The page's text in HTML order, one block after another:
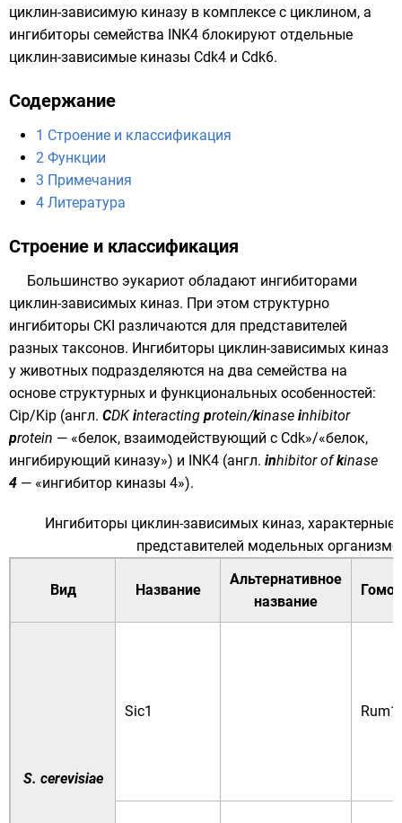
циклин-зависимую киназу в комплексе с циклином, а
ингибиторы семейства INK4 блокируют отдельные
циклин-зависимые киназы Cdk4 и Cdk6.
Содержание
1 Строение и классификация
2 Функции
3 Примечания
4 Литература
Строение и классификация
Большинство эукариот обладают ингибиторами
циклин-зависимых киназ. При этом структурно
ингибиторы CKI различаются для представителей
разных таксонов. Ингибиторы циклин-зависимых киназ
у животных подразделяются на два семейства на
основе структурных и функциональных особенностей:
Cip/Kip (англ. CDKinteracting protein/kinase inhibitor
protein — «белок, взаимодействующий с Cdk»/«белок,
ингибирующий киназу») и INK4 (англ. inhibitor ofkinase
4 — «ингибитор киназы 4»).
Ингибиторы циклин-зависимых киназ, характерные
представителей модельных
Вид Название
Альтернативное
название
S. cerevisiae
Sic1 Rum1